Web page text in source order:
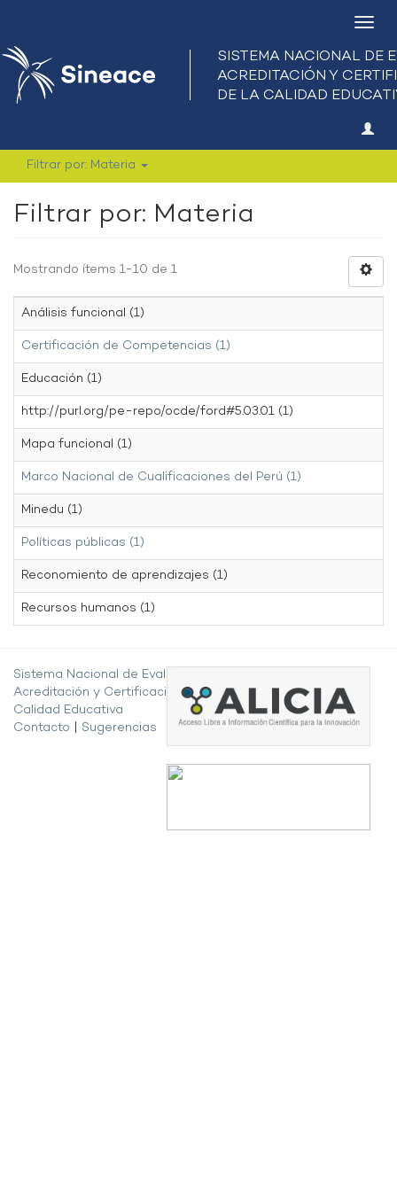
Filtrar por: Materia
Filtrar por: Materia
Mostrando ítems 1-10 de 1
Análisis funcional (1)
Certificación de Competencias (1)
Educación (1)
http://purl.org/pe-repo/ocde/ford#5.03.01 (1)
Mapa funcional (1)
Marco Nacional de Cualificaciones del Perú (1)
Minedu (1)
Políticas públicas (1)
Reconomiento de aprendizajes (1)
Recursos humanos (1)
Sistema Nacional de Evaluación,
Acreditación y Certificación de la
Calidad Educativa
Contacto
Sugerencias